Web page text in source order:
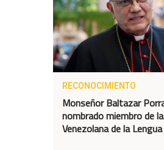
RECONOCIMIENTO
Monseñor Baltazar
nombrado miembro de
Venezolana de la Lengua